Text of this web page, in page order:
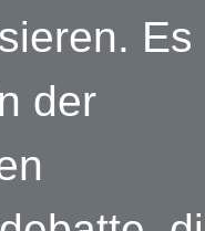
Es
der